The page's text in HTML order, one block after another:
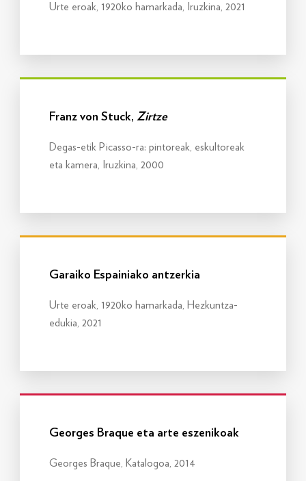
Urte eroak, 1920ko hamarkada, Iruzkina, 2021
Franz von Stuck, Zirtze
Degas-etik Picasso-ra: pintoreak, eskultoreak
eta kamera, Iruzkina, 2000
Garaiko Espainiako antzerkia
Urte eroak, 1920ko hamarkada, Hezkuntza-
edukia, 2021
Georges Braque eta arte eszenikoak
Georges Braque, Katalogoa, 2014